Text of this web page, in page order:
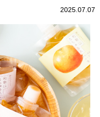
2025.07.07